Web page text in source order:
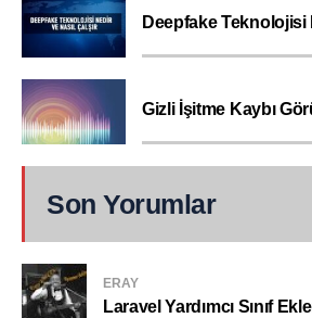
Deepfake Teknolojisi
Gizli İşitme Kaybı
Son Yorumlar
ERAY
Laravel Yardımcı Sınıf